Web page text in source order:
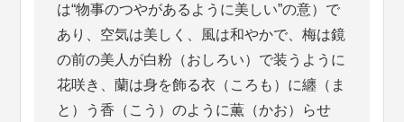
は“物事のつやがあるように美しい”の意）で
あり、空気は美しく、風は和やかで、梅は鏡
の前の美人が白粉（おしろい）で装うように
花咲き、蘭は身を飾る衣（ころも）に纏（ま
と）う香（こう）のように薫（かお）らせ